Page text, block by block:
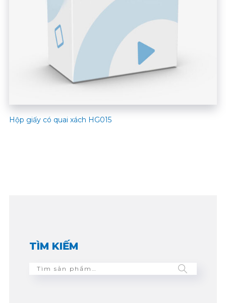
Hộp giấy có quai xách HG015
TÌM KIẾM